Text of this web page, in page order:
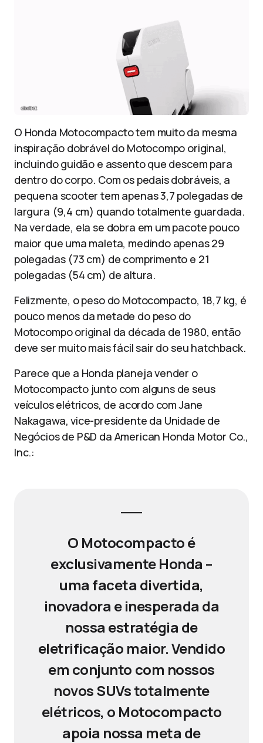
O Honda Motocompacto tem muito da mesma
inspiração dobrável do Motocompo original,
incluindo guidão e assento que descem para
dentro do corpo. Com os pedais dobráveis, a
pequena scooter tem apenas 3,7 polegadas de
largura (9,4 cm) quando totalmente guardada.
Na verdade, ela se dobra em um pacote pouco
maior que uma maleta, medindo apenas 29
polegadas (73 cm) de comprimento e 21
polegadas (54 cm) de altura.
Felizmente, o peso do Motocompacto, 18,7 kg, é
pouco menos da metade do peso do
Motocompo original da década de 1980, então
deve ser muito mais fácil sair do seu hatchback.
Parece que a Honda planeja vender o
Motocompacto junto com alguns de seus
veículos elétricos, de acordo com Jane
Nakagawa, vice-presidente da Unidade de
Negócios de P&D da American Honda Motor Co.,
Inc.:
O Motocompacto é
exclusivamente Honda –
uma faceta divertida,
inovadora e inesperada da
nossa estratégia de
eletrificação maior. Vendido
em conjunto com nossos
novos SUVs totalmente
elétricos, o Motocompacto
apoia nossa meta de